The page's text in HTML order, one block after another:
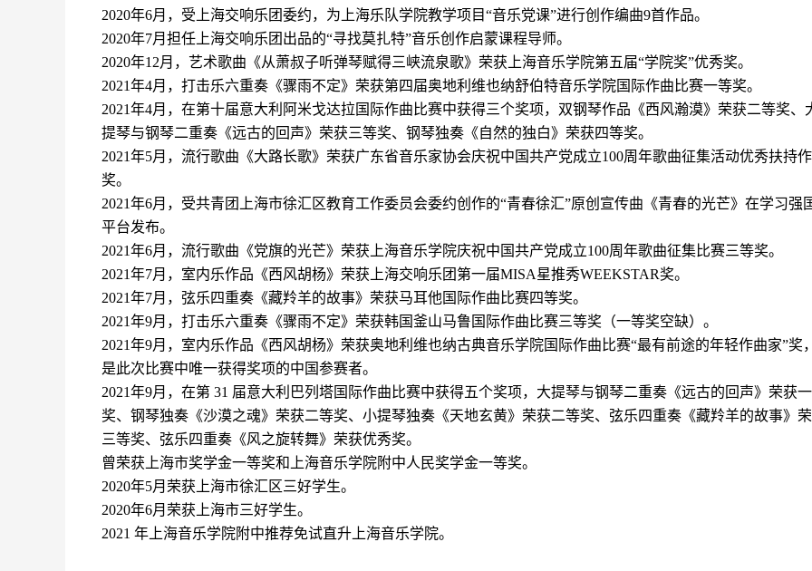
2020年6月，受上海交响乐团委约，为上海乐队学院教学项目“音乐党课”进行创作编曲9首作品。
2020年7月担任上海交响乐团出品的“寻找莫扎特”音乐创作启蒙课程导师。
2020年1 2月，艺术歌曲《从萧叔子听弹琴赋得三峡流泉歌》荣获上海音乐学院第五届“学院奖”优秀奖。
2021年4月，打击乐六重奏《骤雨不定》荣获第四届奥地利维也纳舒伯特音乐学院国际作曲比赛一等奖。
2021年4月，在第十届意大利阿米戈达拉国际作曲比赛中获得三个奖项，双钢琴作品《西风瀚漠》荣获二等奖、
提琴与钢琴二重奏《远古的回声》荣获三等奖、钢琴独奏《自然的独白》荣获四等奖。
2021年5月，流行歌曲《大路长歌》荣获广东省音乐家协会庆祝中国共产党成立100周年歌曲征集活动优秀扶持
奖。
2021年6月，受共青团上海市徐汇区教育工作委员会委约创作的“青春徐汇”原创宣传曲《青春的光芒》在学习强
平台发布。
2021年6月，流行歌曲《党旗的光芒》荣获上海音乐学院庆祝中国共产党成立100周年歌曲征集比赛三等奖。
2021年7月，室内乐作品《西风胡杨》荣获上海交响乐团第一届MISA星推秀WEEKSTAR奖。
2021年7月，弦乐四重奏《藏羚羊的故事》荣获马耳他国际作曲比赛四等奖。
2021年9月，打击乐六重奏《骤雨不定》荣获韩国釜山马鲁国际作曲比赛三等奖（一等奖空缺）。
2021年9月，室内乐作品《西风胡杨》荣获奥地利维也纳古典音乐学院国际作曲比赛“最有前途的年轻作曲家”奖，
是此次比赛中唯一获得奖项的中国参赛者。
2021年9月，在第 31 届意大利巴列塔国际作曲比赛中获得五个奖项，大提琴与钢琴二重奏《远古的回声》荣获
奖、钢琴独奏《沙漠之魂》荣获二等奖、小提琴独奏《天地玄黄》荣获二等奖、弦乐四重奏《藏羚羊的故事》
三等奖、弦乐四重奏《风之旋转舞》荣获优秀奖。
曾荣获上海市奖学金一等奖和上海音乐学院附中人民奖学金一等奖。
2020年5月荣获上海市徐汇区三好学生。
2020年6月荣获上海市三好学生。
2021 年上海音乐学院附中推荐免试直升上海音乐学院。